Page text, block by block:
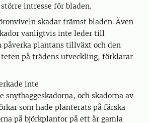
intresse för bladen.
skadar främst bladen. Även
vanligtvis inte leder till
påverka plantans tillväxt och den
på trädens utveckling, förklarar
inte
snytbaggeskadorna, och skadorna av
som hade planterats på färska
på björkplantor på ett år gamla